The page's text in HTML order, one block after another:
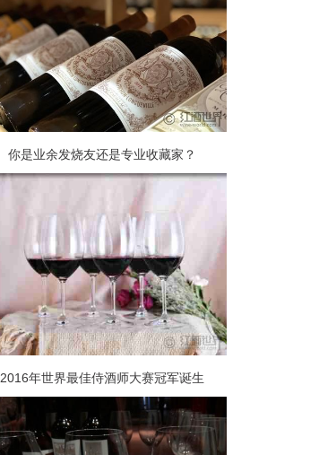
你是业余发烧友还是专业收藏家？
2016年世界最佳侍酒师大赛冠军诞生